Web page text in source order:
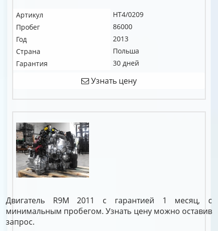
Артикул
HT4/0209
Пробег
86000
Год
2013
Страна
Польша
Гарантия
30 дней
Узнать цену
Двигатель R9M 2011 с гарантией 1 месяц, с
минимальным пробегом. Узнать цену можно оставив
запрос.